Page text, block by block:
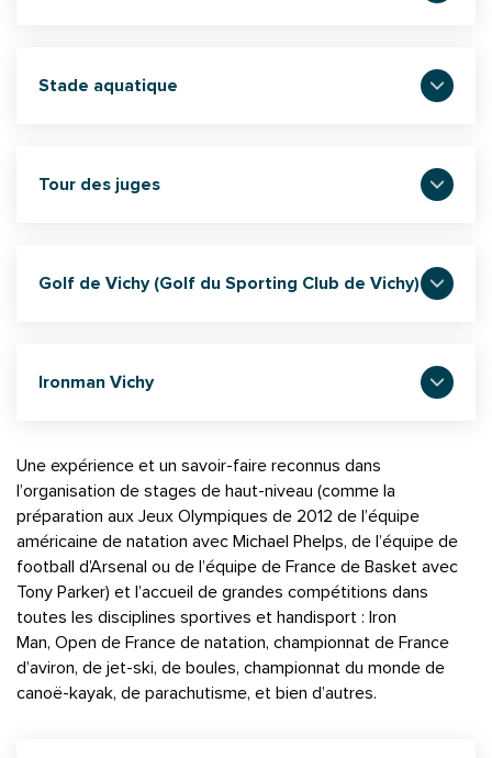
Stade aquatique
Tour des juges
Golf de Vichy (Golf du Sporting Club de Vichy)
Ironman Vichy
Une expérience et un savoir-faire reconnus dans
l’organisation de stages de haut-niveau (comme la
préparation aux Jeux Olympiques de 2012 de l’équipe
américaine de natation avec Michael Phelps, de l’équipe de
football d’Arsenal ou de l’équipe de France de Basket avec
Tony Parker) et l’accueil de grandes compétitions dans
toutes les disciplines sportives et handisport : Iron
Man, Open de France de natation, championnat de France
d’aviron, de jet-ski, de boules, championnat du monde de
canoë-kayak, de parachutisme, et bien d’autres.